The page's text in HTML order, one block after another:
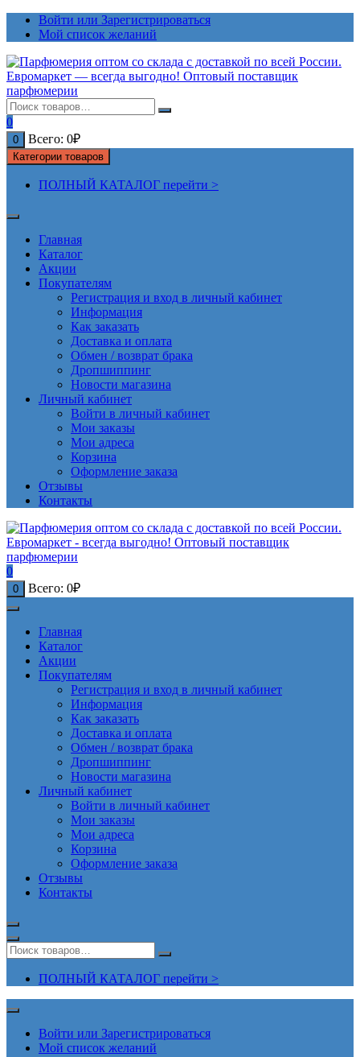
ПерейтиВойти или Зарегистрироваться
Мой список желаний
0
0 Всего: 0₽
Категории товаров
ПОЛНЫЙ КАТАЛОГ перейти >
Главная
Каталог
Акции
Покупателям
Регистрация и вход в личный кабинет
Информация
Как заказать
Доставка и оплата
Обмен / возврат брака
Дропшиппинг
Новости магазина
Личный кабинет
Войти в личный кабинет
Мои заказы
Мои адреса
Корзина
Оформление заказа
Отзывы
Контакты
0
0 Всего: 0₽
Главная
Каталог
Акции
Покупателям
Регистрация и вход в личный кабинет
Информация
Как заказать
Доставка и оплата
Обмен / возврат брака
Дропшиппинг
Новости магазина
Личный кабинет
Войти в личный кабинет
Мои заказы
Мои адреса
Корзина
Оформление заказа
Отзывы
Контакты
ПОЛНЫЙ КАТАЛОГ перейти >
Войти или Зарегистрироваться
Мой список желаний